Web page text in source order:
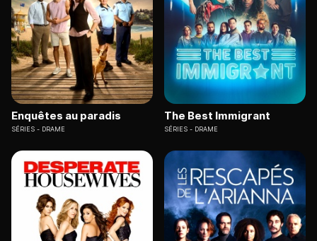
Enquêtes au paradis
SÉRIES DRAME
The Best Immigrant
SÉRIES DRAME